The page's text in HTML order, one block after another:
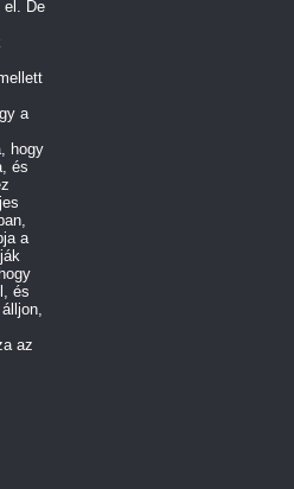
el. De
a
hogy
és
a
és
az